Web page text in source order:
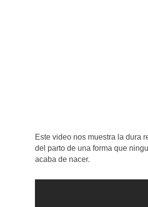
Este video nos muestra la dura
del parto de una forma que
acaba de nacer.